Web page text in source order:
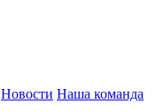
Новости Наша команда